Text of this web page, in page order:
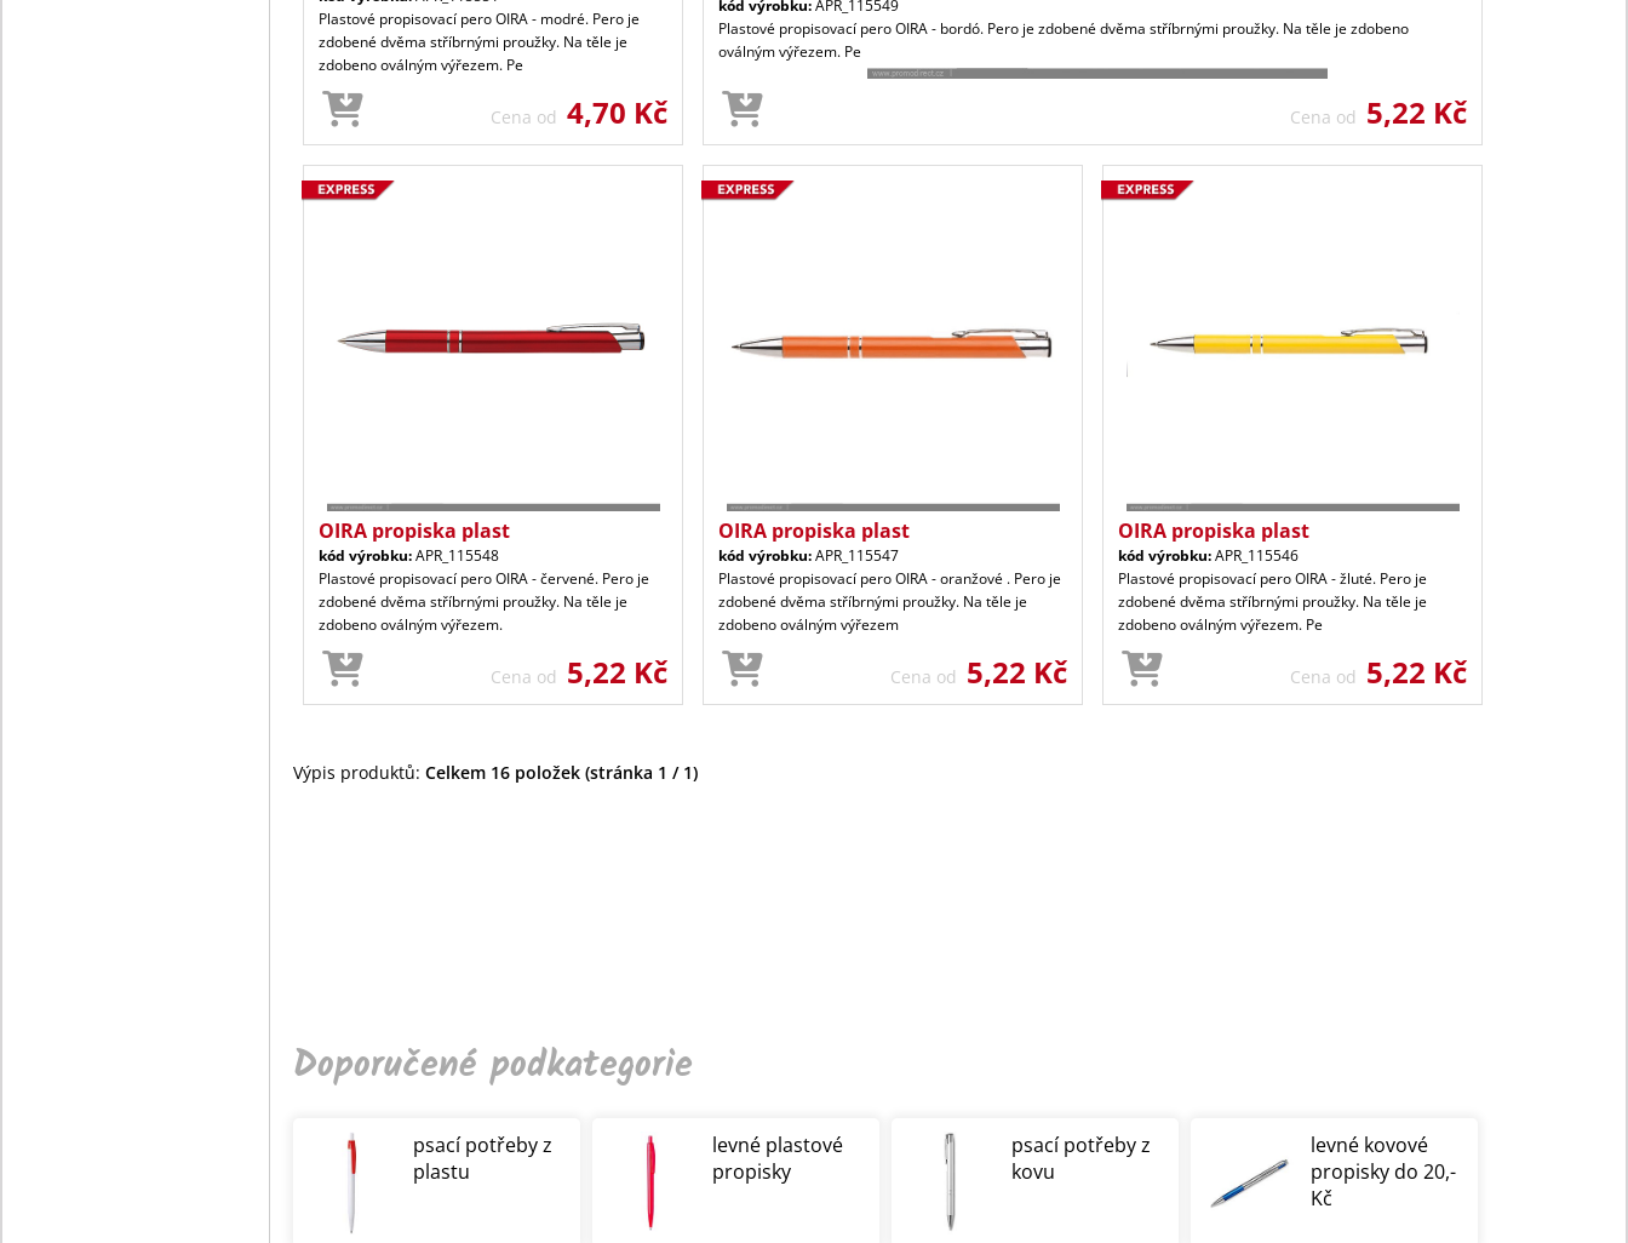
Plastové propisovací pero OIRA - modré. Pero je
zdobené dvěma stříbrnými proužky. Na těle je
zdobeno oválným výřezem. Pe
Cena od 4,70 Kč
kód výrobku:APR_115549
Plastové propisovací pero OIRA - bordó. Pero je zdobené dvěma stříbrnými proužky. Na těle je zdobeno
oválným výřezem. Pe
Cena od 5,22 Kč
OIRA propiska plast
kód výrobku:APR_115548
Plastové propisovací pero OIRA - červené. Pero je
zdobené dvěma stříbrnými proužky. Na těle je
zdobeno oválným výřezem.
Cena od 5,22 Kč
OIRA propiska plast
kód výrobku:APR_115547
Plastové propisovací pero OIRA - oranžové . Pero je
zdobené dvěma stříbrnými proužky. Na těle je
zdobeno oválným výřezem
Cena od 5,22 Kč
OIRA propiska plast
kód výrobku:APR_115546
Plastové propisovací pero OIRA - žluté. Pero je
zdobené dvěma stříbrnými proužky. Na těle je
zdobeno oválným výřezem. Pe
Cena od 5,22 Kč
Výpis produktů: Celkem 16 položek (stránka 1 / 1)
Doporučené podkategorie
psací potřeby z
plastu
levné plastové
propisky
psací potřeby z
kovu
levné kovové
propisky do 20,-
Kč